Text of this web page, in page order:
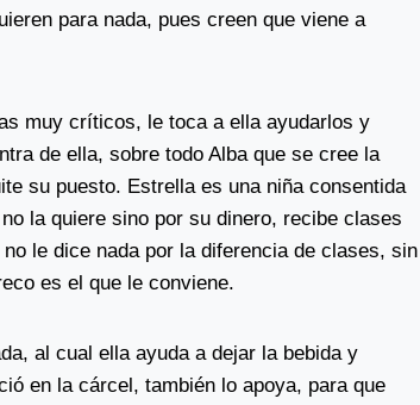
para nada, pues creen que viene a
muy críticos, le toca a ella ayudarlos y
de ella, sobre todo Alba que se cree la
su puesto. Estrella es una niña consentida
la quiere sino por su dinero, recibe clases
le dice nada por la diferencia de clases, sin
es el que le conviene.
al cual ella ayuda a dejar la bebida y
en la cárcel, también lo apoya, para que